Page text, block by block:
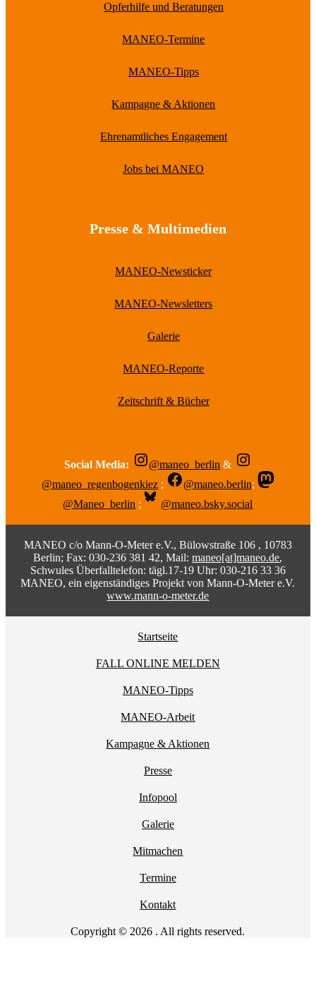
Opferhilfe und Beratungen
MANEO-Termine
MANEO-Tipps
Kampagne & Aktionen
Ehrenamtliches Engagement
Jobs bei MANEO
Presse & Multimedien
MANEO-Newsticker
MANEO-Newsletters
Galerie
MANEO-Reporte
Zeitschrift & Bücher
Social Media: @maneo_berlin &
@maneo_regenbogenkiez ; @maneo.berlin;
@Maneo_berlin ; @maneo.bsky.social
MANEO c/o Mann-O-Meter e.V., Bülowstraße 106 , 10783
Berlin; Fax: 030-236 381 42, Mail:maneo[at]maneo.de,
Schwules Überfalltelefon: tägl.17-19 Uhr: 030-216 33 36
MANEO, ein eigenständiges Projekt von Mann-O-Meter e.V.
www.mann-o-meter.de
Startseite
FALL ONLINE MELDEN
MANEO-Tipps
MANEO-Arbeit
Kampagne & Aktionen
Presse
Infopool
Galerie
Mitmachen
Termine
Kontakt
Copyright © 2026 . All rights reserved.